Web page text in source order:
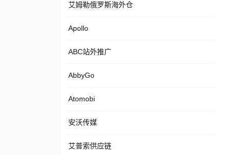
艾姆勒俄罗斯海外仓
Apollo
ABC站外推广
AbbyGo
Atomobi
安沃传媒
艾普索供应链